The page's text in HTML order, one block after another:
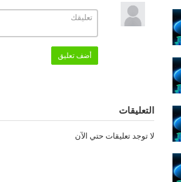
أضف تعليق
التعليقات
لا توجد تعليقات حتي الآن